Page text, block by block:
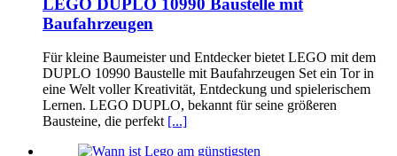
Baufahrzeugen
Für kleine Baumeister und Entdecker bietet LEGO mit dem
DUPLO 10990 Baustelle mit Baufahrzeugen Set ein Tor in
eine Welt voller Kreativität, Entdeckung und spielerischem
Lernen. LEGO DUPLO, bekannt für seine größeren
Bausteine, die perfekt [...]